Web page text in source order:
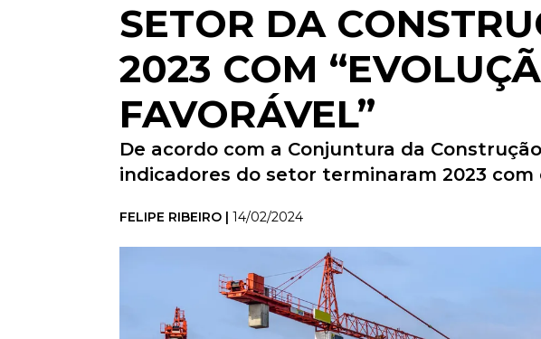
SETOR DA
2023 COM
FAVORÁVEL”
De acordo com a Conjuntura da Construção
indicadores do setor terminaram 2023 com
FELIPE RIBEIRO | 14/02/2024